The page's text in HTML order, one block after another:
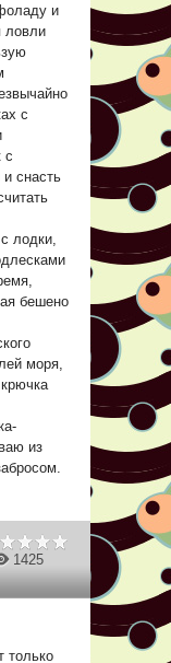
и
ловли
с
с
и снасть
лодки,
бешено
моря,
из
1425
только